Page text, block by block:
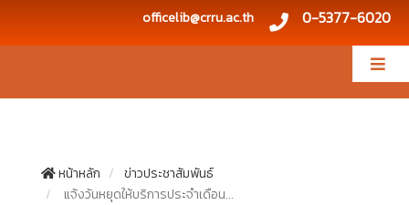
officelib@crru.ac.th 0-5377-6020
หน้าหลัก
ข่าวประชาสัมพันธ์
แจ้งวันหยุดให้บริการประจำเดือน...